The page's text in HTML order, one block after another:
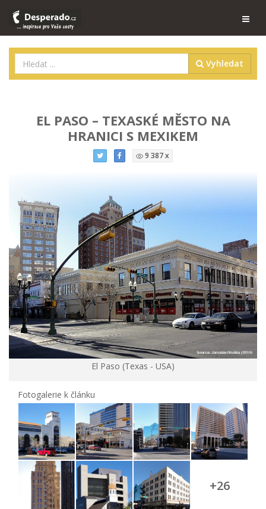
Vyhledat
EL PASO – TEXASKÉ MĚSTO NA
HRANICI S MEXIKEM
9 387 x
El Paso (Texas - USA)
Fotogalerie k článku
+26